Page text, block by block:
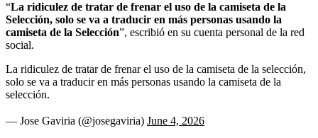
“La ridiculez de tratar de frenar el uso de la camiseta de la
Selección, solo se va a traducir en más personas usando la
camiseta de la Selección”, escribió en su cuenta personal de la red
social.
La ridiculez de tratar de frenar el uso de la camiseta de la selección,
solo se va a traducir en más personas usando la camiseta de la
selección.
— Jose Gaviria (@josegaviria) June 4, 2026